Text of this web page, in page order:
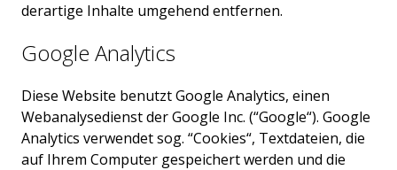
derartige Inhalte umgehend entfernen.
Google Analytics
Diese Website benutzt Google Analytics, einen
Webanalysedienst der Google Inc. (“Google“). Google
Analytics verwendet sog. “Cookies“, Textdateien, die
auf Ihrem Computer gespeichert werden und die